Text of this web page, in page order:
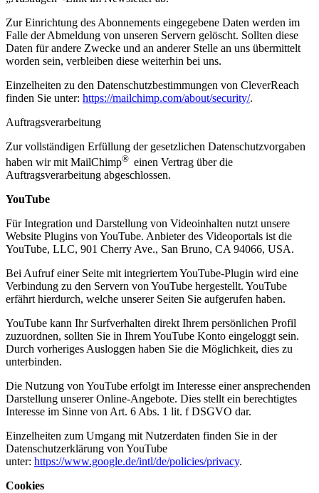
Zur Einrichtung des Abonnements eingegebene Daten werden im
Falle der Abmeldung von unseren Servern gelöscht. Sollten diese
Daten für andere Zwecke und an anderer Stelle an uns übermittelt
worden sein, verbleiben diese weiterhin bei uns.
Einzelheiten zu den Datenschutzbestimmungen von CleverReach
finden Sie unter: https://mailchimp.com/about/security/.
Auftragsverarbeitung
Zur vollständigen Erfüllung der gesetzlichen Datenschutzvorgaben
haben wir mit MailChimp® einen Vertrag über die
Auftragsverarbeitung abgeschlossen.
YouTube
Für Integration und Darstellung von Videoinhalten nutzt unsere
Website Plugins von YouTube. Anbieter des Videoportals ist die
YouTube, LLC, 901 Cherry Ave., San Bruno, CA 94066, USA.
Bei Aufruf einer Seite mit integriertem YouTube-Plugin wird eine
Verbindung zu den Servern von YouTube hergestellt. YouTube
erfährt hierdurch, welche unserer Seiten Sie aufgerufen haben.
YouTube kann Ihr Surfverhalten direkt Ihrem persönlichen Profil
zuzuordnen, sollten Sie in Ihrem YouTube Konto eingeloggt sein.
Durch vorheriges Ausloggen haben Sie die Möglichkeit, dies zu
unterbinden.
Die Nutzung von YouTube erfolgt im Interesse einer ansprechenden
Darstellung unserer Online-Angebote. Dies stellt ein berechtigtes
Interesse im Sinne von Art. 6 Abs. 1 lit. f DSGVO dar.
Einzelheiten zum Umgang mit Nutzerdaten finden Sie in der
Datenschutzerklärung von YouTube
unter: https://www.google.de/intl/de/policies/privacy.
Cookies